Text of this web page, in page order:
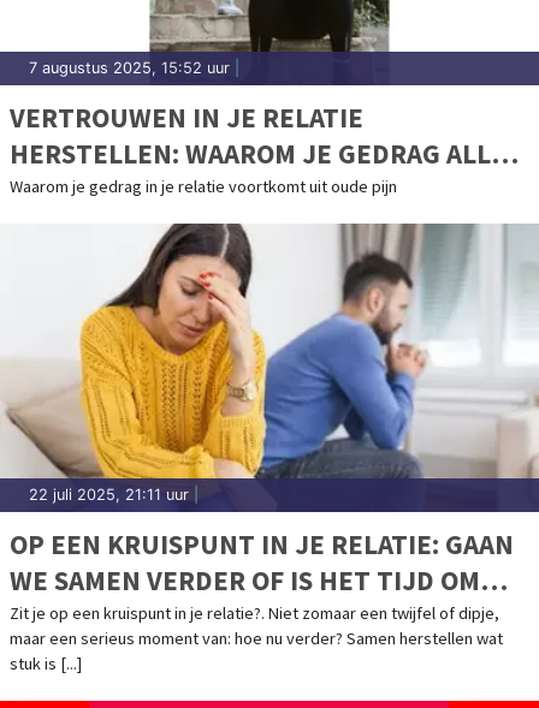
7 augustus 2025, 15:52 uur
VERTROUWEN IN JE RELATIE
HERSTELLEN: WAAROM JE GEDRAG ALLES
ZEGT OVER HOE JE JE VOELT
Waarom je gedrag in je relatie voortkomt uit oude pijn
22 juli 2025, 21:11 uur
OP EEN KRUISPUNT IN JE RELATIE: GAAN
WE SAMEN VERDER OF IS HET TIJD OM
LOS TE LATEN?
Zit je op een kruispunt in je relatie?. Niet zomaar een twijfel of dipje,
maar een serieus moment van: hoe nu verder? Samen herstellen wat
stuk is [...]